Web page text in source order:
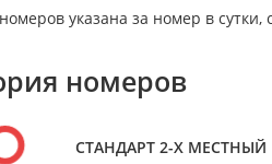
указана за номер в
номеров
СТАНДАРТ 2-Х МЕСТНЫЙ